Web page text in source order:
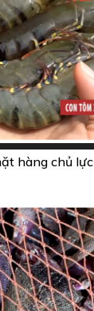
hàng chủ lực